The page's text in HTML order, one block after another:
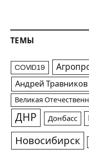
ТЕМЫ
COVID19
Андрей Травников
Великая
ДНР Донбасс
Новосибирск